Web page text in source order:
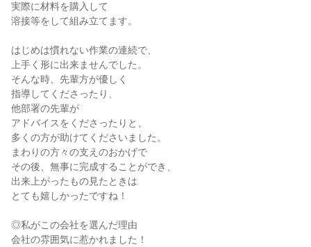
実際に材料を購入して
溶接等をして組み立てます。
はじめは慣れない作業の連続で、
上手く形に出来ませんでした。
そんな時、先輩方が優しく
指導してくださったり、
他部署の先輩が
アドバイスをくださったりと、
多くの方が助けてくださいました。
まわりの方々の支えのおかげで
その後、無事に完成することができ、
出来上がったもの見たときは
とても嬉しかったですね！
◎私がこの会社を選んだ理由
会社の雰囲気に惹かれました！